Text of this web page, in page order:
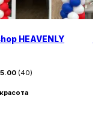
HEAVENLY
5.00 (40)